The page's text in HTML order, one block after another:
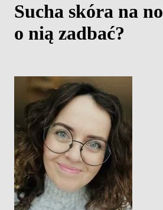
Sucha skóra na
o nią zadbać?